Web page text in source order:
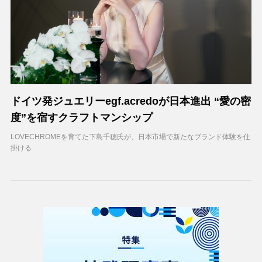
ドイツ発ジュエリーegf.acredoが日本進出 “愛の密
度”を宿すクラフトマンシップ
LOVECHROMEを育てた下島千穂氏が、日本市場で新たなブランド体験を仕
掛ける